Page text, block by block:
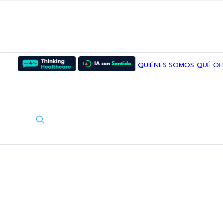
QUIÉNES SOMOS QUÉ